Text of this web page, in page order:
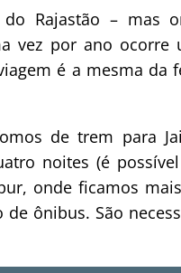
do Rajastão – mas
vez por ano
é a mesma
de trem para
noites (é
onde ficamos
ônibus. São